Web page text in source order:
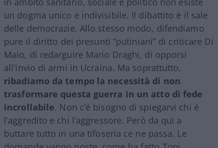
un dogma unico e indivisibile. Il dibattito è il sale
delle democrazie. Allo stesso modo, difendiamo
pure il diritto dei presunti “putiniani” di criticare Di
Maio, di redarguire Mario Draghi, di opporsi
all’invio di armi in Ucraina. Ma soprattutto,
ribadiamo da tempo la necessità di non
trasformare questa guerra in un atto di fede
incrollabile. Non c’è bisogno di spiegarvi chi è
l’aggredito e chi l’aggressore. Però da qui a
buttare tutto in una tifoseria ce ne passa. Le